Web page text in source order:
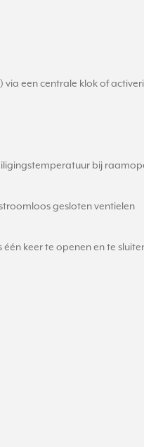
een centrale klok of
bij
gesloten ventielen
keer te openen en te